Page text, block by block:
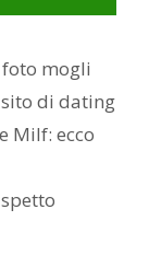
mogli
sito di dating
Milf: ecco